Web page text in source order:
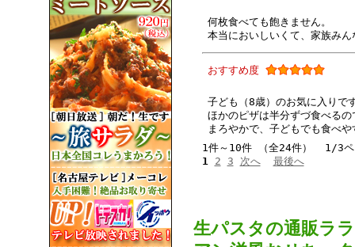
何枚食べても飽きません。
本当においしいくて、家族み
おすすめ度
子ども（8歳）のお気に入りで
ほかのピザは半分ずづ食べる
まろやかで、子どもでも食べや
1件～10件 （全24件） 1/3ペ
1
2 3 次へ 最後へ
生パスタの通販ラ